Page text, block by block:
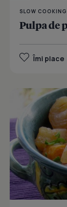
SLOW COOKING
Pulpa de
Îmi place